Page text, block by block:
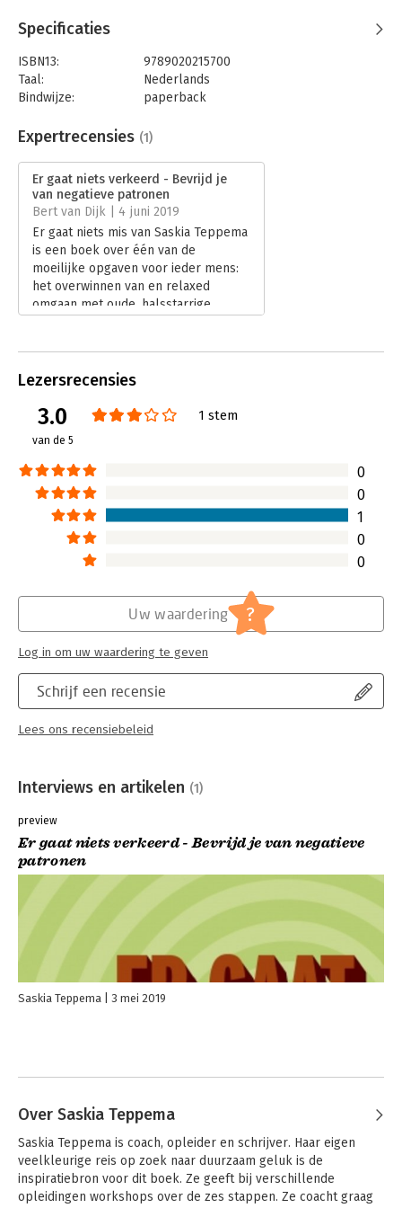
Specificaties
ISBN13:
9789020215700
Taal:
Nederlands
Bindwijze:
paperback
Uitgever:
VBK Media
Verschijningsdatum:
Hoofdrubriek: Persoonlijke effectiviteit
Expertrecensies (1)
Er gaat niets verkeerd - Bevrijd je
van negatieve patronen
Bert van Dijk | 4 juni 2019
Er gaat niets mis van Saskia Teppema
is een boek over één van de
moeilijke opgaven voor ieder mens:
het overwinnen van en relaxed
omgaan met oude, halsstarrige
Lees verder
Lezersrecensies
3.0
van de 5
1 stem
0
0
1
0
0
Schrijf een recensie
Lees ons recensiebeleid
Uw waardering ?
Log in om uw waardering te geven
Interviews en artikelen (1)
preview
Er gaat niets verkeerd - Bevrijd je van negatieve
patronen
Saskia Teppema 3 mei 2019
Over Saskia Teppema
Saskia Teppema is coach, opleider en schrijver. Haar eigen
veelkleurige reis op zoek naar duurzaam geluk is de
inspiratiebron voor dit boek. Ze geeft bij verschillende
opleidingen workshops over de zes stappen. Ze coacht graag